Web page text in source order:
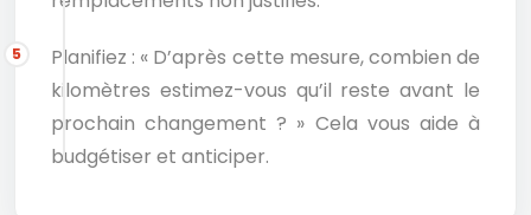
Planifiez : « D’après cette mesure, combien de
kilomètres estimez-vous qu’il reste avant le
prochain changement ? » Cela vous aide à
budgétiser et anticiper.